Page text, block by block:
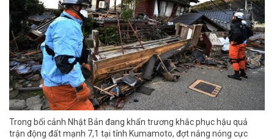
Trong bối cảnh Nhật Bản đang khẩn trương khắc phục hậu quả
trận động đất mạnh 7,1 tại tỉnh Kumamoto, đợt nắng nóng cực